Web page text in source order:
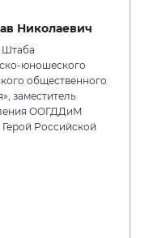
Николаевич
Штаба
юношеского
общественного
заместитель
ООГДДиМ
Российской